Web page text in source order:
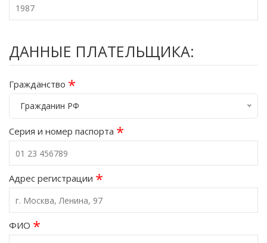
ДАННЫЕ ПЛАТЕЛЬЩИКА:
Гражданство *
Гражданин РФ
Серия и номер паспорта *
Адрес регистрации *
ФИО *